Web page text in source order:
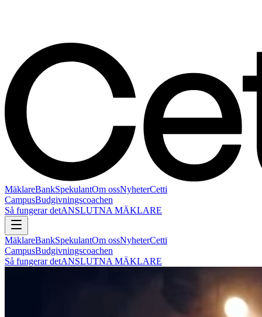
MäklareBankSpekulantOm ossNyheterCetti
CampusBudgivningscoachen
Så fungerar detANSLUTNA MÄKLARE
MäklareBankSpekulantOm ossNyheterCetti
CampusBudgivningscoachen
Så fungerar detANSLUTNA MÄKLARE